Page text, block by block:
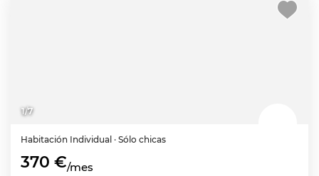
1/7
Habitación Individual · Sólo chicas
370 €/mes